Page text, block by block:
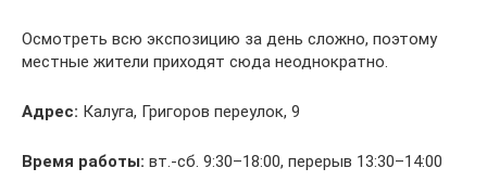
Осмотреть всю экспозицию за день сложно, поэтому
местные жители приходят сюда неоднократно.
Адрес: Калуга, Григоров переулок, 9
Время работы: вт.-сб. 9:30–18:00, перерыв 13:30–14:00